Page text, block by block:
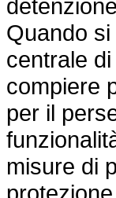
Quando
centrale
compiere
per il
misure di